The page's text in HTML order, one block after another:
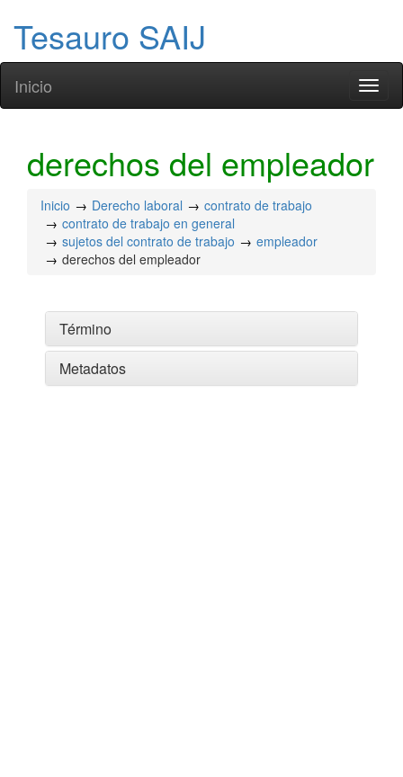
Tesauro SAIJ
Inicio
derechos del empleador
Inicio Derecho laboral
contrato de trabajo
contrato de trabajo en general
sujetos del contrato de trabajo
empleador
derechos del empleador
Término
Metadatos